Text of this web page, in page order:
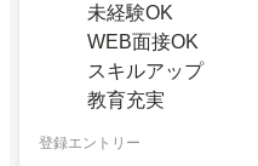
未経験OK
WEB面接OK
スキルアップ
教育充実
登録エントリー